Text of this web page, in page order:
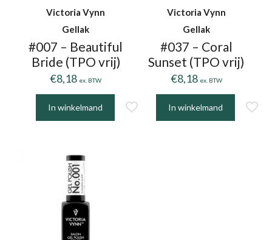
Victoria Vynn
Gellak
#007 – Beautiful
Bride (TPO vrij)
€8,18 ex. BTW
In winkelmand
Victoria Vynn
Gellak
#037 – Coral
Sunset (TPO vrij)
€8,18 ex. BTW
In winkelmand